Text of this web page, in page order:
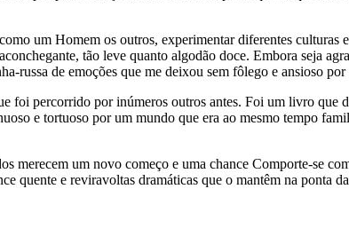
um Homem os outros, experimentar diferentes culturas
tão leve quanto algodão doce. Embora seja
russa de emoções que me deixou sem fôlego e ansioso por
percorrido por inúmeros outros antes. Foi um livro que
e tortuoso por um mundo que era ao mesmo tempo
merecem um novo começo e uma chance Comporte-se
quente e reviravoltas dramáticas que o mantêm na ponta